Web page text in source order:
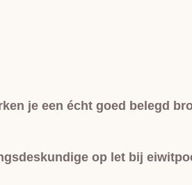
je een écht goed belegd
op let bij